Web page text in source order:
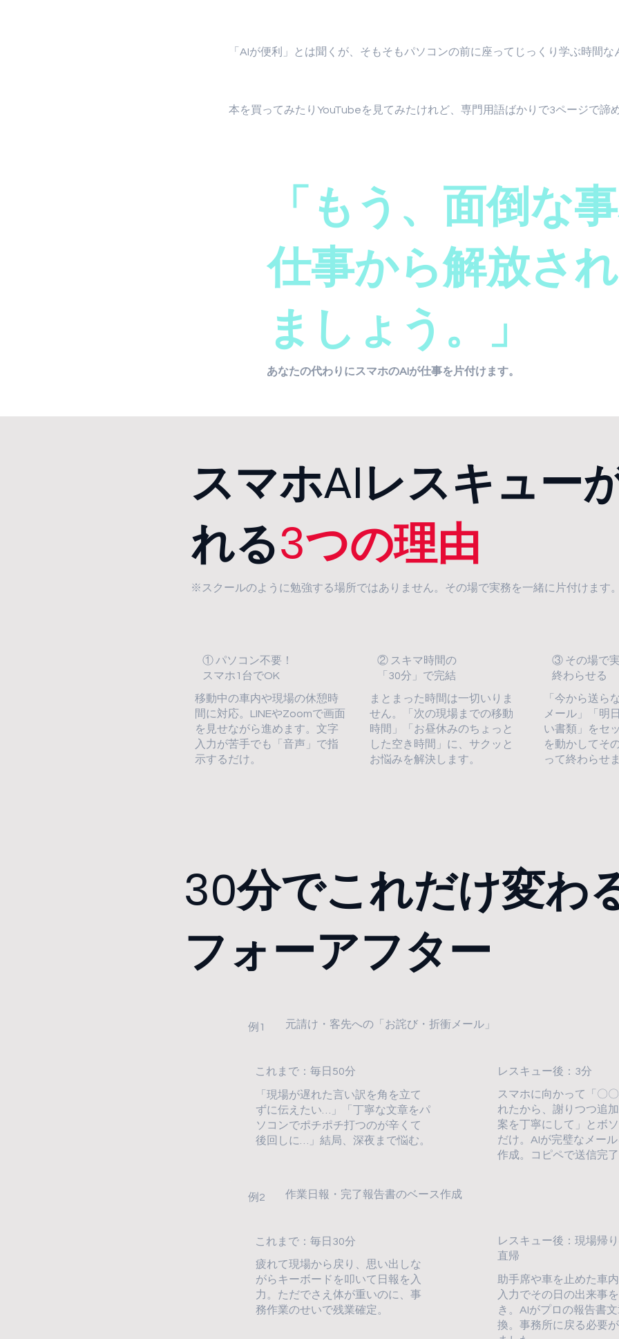
「AIが便利」とは聞くが、そもそもパソコンの前に座ってじっくり学ぶ時間な
本を買ってみたりYouTubeを見てみたけれど、専門用語ばかりで3ページで諦め
「もう、面倒な
仕事から解放され
ましょう。」
あなたの代わりにスマホのAIが仕事を片付けます。
スマホAIレスキュー
れる3つの理由
※スクールのように勉強する場所ではありません。その場で実務を一緒に片付けます。
① パソコン不要！
スマホ1台でOK
移動中の車内や現場の休憩時
間に対応。LINEやZoomで画面
を見せながら進めます。文字
入力が苦手でも「音声」で指
示するだけ。
② スキマ時間の
「30分」で完結
まとまった時間は一切いりま
せん。「次の現場までの移動
時間」「お昼休みのちょっと
した空き時間」に、サクッと
お悩みを解決します。
③ その場で
終わらせる
「今から送ら
メール」「明
い書類」をセ
を動かしてそ
って終わらせ
30分でこれだけ変わ
フォーアフター
例1 元請け・客先への「お詫び・折衝メール」
これまで：毎日50分
「現場が遅れた言い訳を角を立て
ずに伝えたい…」「丁寧な文章をパ
ソコンでポチポチ打つのが辛くて
後回しに…」結局、深夜まで悩む。
レスキュー後：3分
スマホに向かって「〇
れたから、謝りつつ追
案を丁寧にして」とボ
だけ。AIが完璧なメー
作成。コピペで送信完了
例2 作業日報・完了報告書のベース作成
これまで：毎日30分
疲れて現場から戻り、思い出しな
がらキーボードを叩いて日報を入
力。ただでさえ体が重いのに、事
務作業のせいで残業確定。
レスキュー後：現場帰
直帰
助手席や車を止めた車
入力でその日の出来事
き。AIがプロの報告書
換。事務所に戻る必要